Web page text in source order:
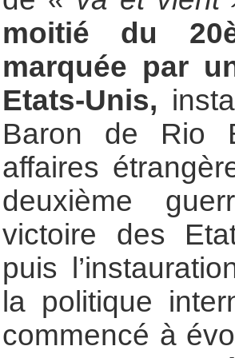
moitié du
marquée par
Etats-Unis,
Baron de Rio
affaires
deuxième
victoire des
puis
la politique
commencé à